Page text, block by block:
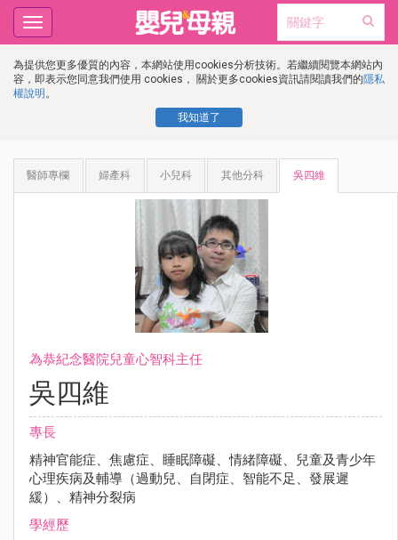
為提供您更多優質的內容，本網站使用cookies分析技術。若繼續閱覽本網站內
容，即表示您同意我們使用 cookies， 關於更多cookies資訊請閱讀我們的隱私
權說明 。
我知道了
Toggle
navigation
醫師專欄 婦產科 小兒科 其他分科 吳四維
為恭紀念醫院兒童心智科主任
吳四維
專長
精神官能症、焦慮症、睡眠障礙、情緒障礙、兒童及青少年
心理疾病及輔導（過動兒、自閉症、智能不足、發展遲
緩）、精神分裂病
學經歷